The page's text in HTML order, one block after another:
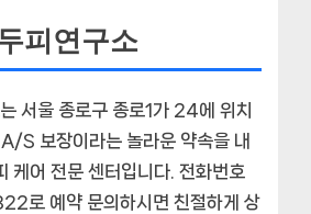
피연구소
서울 종로구 종로1가 24에 위치
A/S 보장이라는 놀라운 약속을 내
케어 전문 센터입니다. 전화번호
예약 문의하시면 친절하게 상